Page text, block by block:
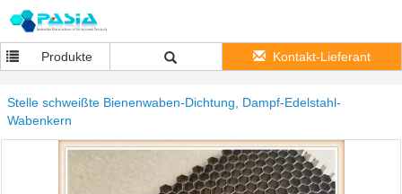
Produkte Kontakt-Lieferant
Stelle schweißte Bienenwaben-Dichtung, Dampf-Edelstahl-
Wabenkern